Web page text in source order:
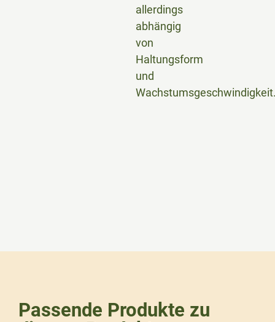
allerdings
abhängig
von
Haltungsform
und
Passende Produkte zu